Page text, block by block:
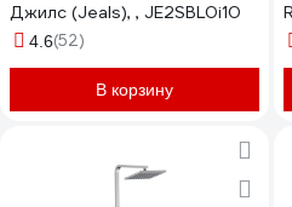
Джилс (Jeals), , JE2SBL0i10
4.6(52)
В корзину